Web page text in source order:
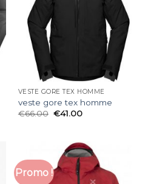
VESTE GORE TEX HOMME
veste gore tex homme
€66.00 €41.00
Promo !